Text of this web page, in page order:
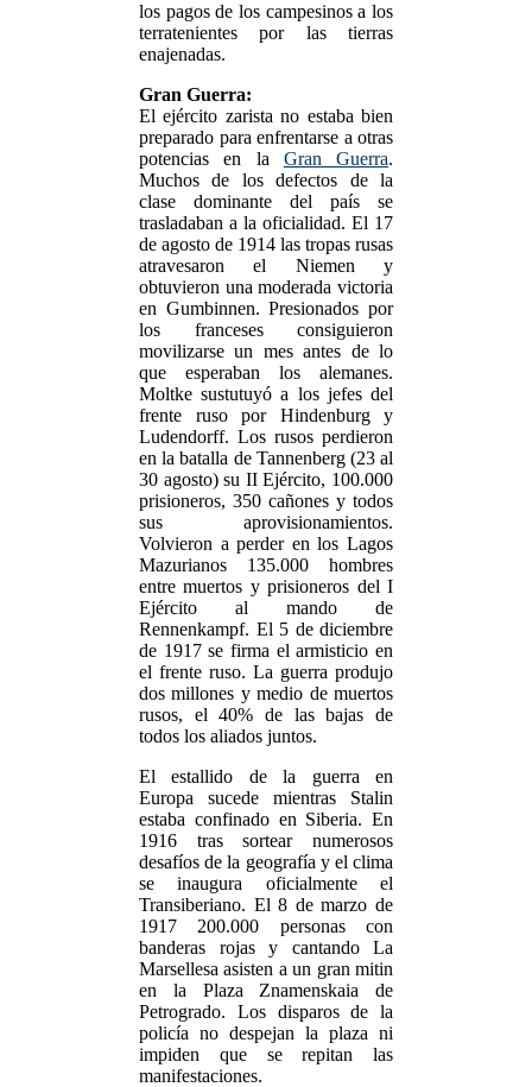
los pagos de los campesinos a los
terratenientes por las tierras
enajenadas.
Gran Guerra:
El ejército zarista no estaba bien
preparado para enfrentarse a otras
potencias en la Gran Guerra.
Muchos de los defectos de la
clase dominante del país se
trasladaban a la oficialidad. El 17
de agosto de 1914 las tropas rusas
atravesaron el Niemen y
obtuvieron una moderada victoria
en Gumbinnen. Presionados por
los franceses consiguieron
movilizarse un mes antes de lo
que esperaban los alemanes.
Moltke sustutuyó a los jefes del
frente ruso por Hindenburg y
Ludendorff. Los rusos perdieron
en la batalla de Tannenberg (23 al
30 agosto) su II Ejército, 100.000
prisioneros, 350 cañones y todos
sus aprovisionamientos.
Volvieron a perder en los Lagos
Mazurianos 135.000 hombres
entre muertos y prisioneros del I
Ejército al mando de
Rennenkampf. El 5 de diciembre
de 1917 se firma el armisticio en
el frente ruso. La guerra produjo
dos millones y medio de muertos
rusos, el 40% de las bajas de
todos los aliados juntos.
El estallido de la guerra en
Europa sucede mientras Stalin
estaba confinado en Siberia. En
1916 tras sortear numerosos
desafíos de la geografía y el clima
se inaugura oficialmente el
Transiberiano. El 8 de marzo de
1917 200.000 personas con
banderas rojas y cantando La
Marsellesa asisten a un gran mitin
en la Plaza Znamenskaia de
Petrogrado. Los disparos de la
policía no despejan la plaza ni
impiden que se repitan las
manifestaciones.